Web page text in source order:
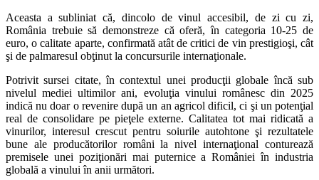
Aceasta a subliniat că, dincolo de vinul accesibil, de zi cu zi,
România trebuie să demonstreze că oferă, în categoria 10-25 de
euro, o calitate aparte, confirmată atât de critici de vin prestigioşi, cât
şi de palmaresul obţinut la concursurile internaţionale.
Potrivit sursei citate, în contextul unei producţii globale încă sub
nivelul mediei ultimilor ani, evoluţia vinului românesc din 2025
indică nu doar o revenire după un an agricol dificil, ci şi un potenţial
real de consolidare pe pieţele externe. Calitatea tot mai ridicată a
vinurilor, interesul crescut pentru soiurile autohtone şi rezultatele
bune ale producătorilor români la nivel internaţional conturează
premisele unei poziţionări mai puternice a României în industria
globală a vinului în anii următori.